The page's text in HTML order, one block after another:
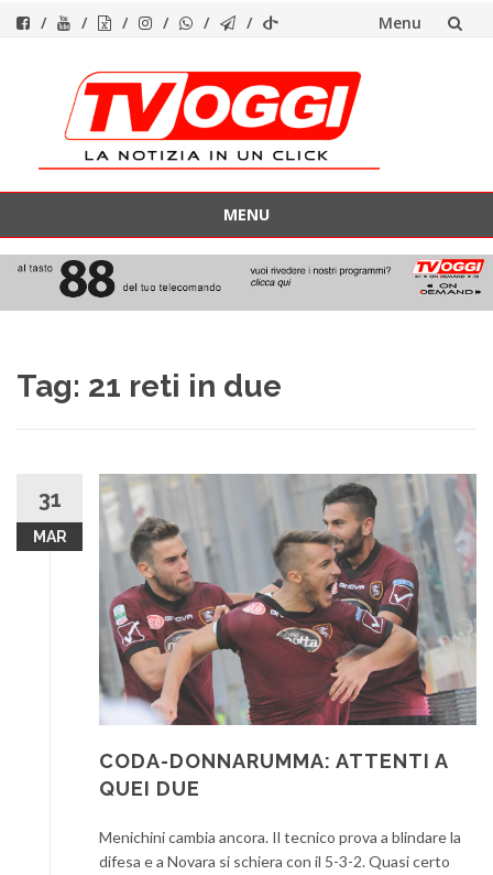
Menu
contenuto
MENU
contenuto
Tag: 21 reti in due
31
MAR
CODA-DONNARUMMA: ATTENTI A
QUEI DUE
Menichini cambia ancora. Il tecnico prova a blindare la
difesa e a Novara si schiera con il 5-3-2. Quasi certo